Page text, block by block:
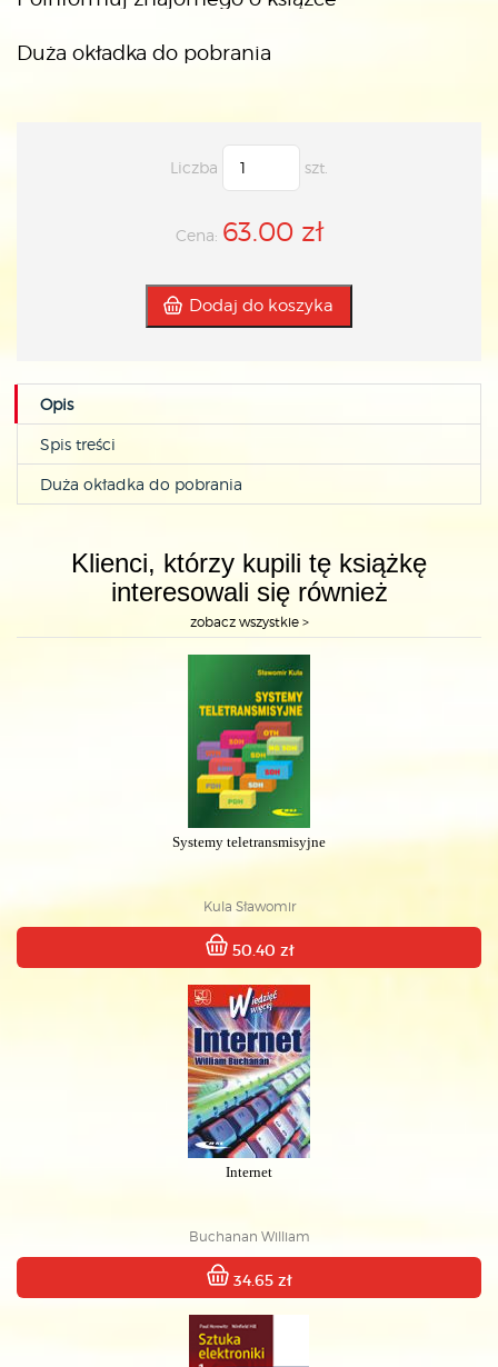
Duża okładka do pobrania
Liczba szt.
Cena: 63.00 zł
Dodaj do koszyka
Opis
Spis treści
Duża okładka do pobrania
Klienci, którzy kupili tę książkę
interesowali się również
zobacz wszystkie >
Systemy teletransmisyjne
Kula Sławomir
50.40 zł
Internet
Buchanan William
34.65 zł